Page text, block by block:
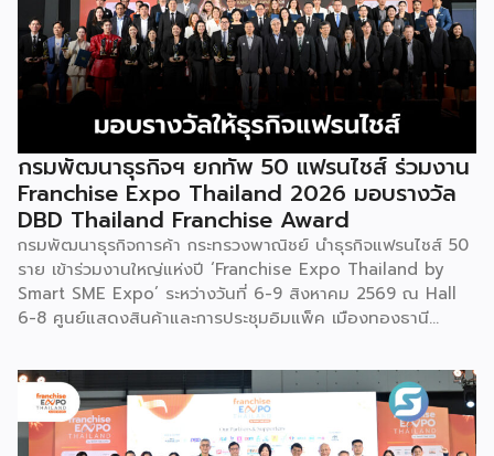
กรมพัฒนาธุรกิจฯ ยกทัพ 50 แฟรนไชส์ ร่วมงาน
Franchise Expo Thailand 2026 มอบรางวัล
DBD Thailand Franchise Award
กรมพัฒนาธุรกิจการค้า กระทรวงพาณิชย์ นำธุรกิจแฟรนไชส์ 50
ราย เข้าร่วมงานใหญ่แห่งปี ‘Franchise Expo Thailand by
Smart SME Expo’ ระหว่างวันที่ 6-9 สิงหาคม 2569 ณ Hall
6-8 ศูนย์แสดงสินค้าและการประชุมอิมแพ็ค เมืองทองธานี
2026 ให้แก่ผู้ประกอบธุรกิจแฟรนไชส์ที่อยู่ในการส่งเสริมสนับสนุน
ของกรมฯ นายพูนพงษ์ นัยนาภากรณ์ อธิบดีกรมพัฒนาธุรกิจ
การค้า กระทรวงพาณิชย์ เปิดเผยภายหลังเป็นประธานเปิดงาน
“งานแฟรนไชส์ เอ็กซ์โป ไทยแลนด์ บาย สมาร์ท เอสเอ็มอี เอ็กซ์